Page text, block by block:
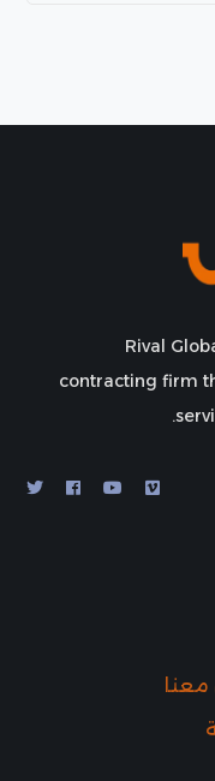
Rival
contracting firm